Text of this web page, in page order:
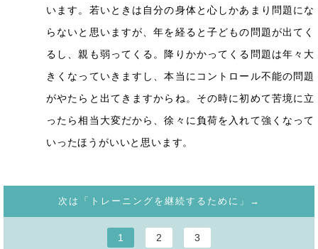
います。若いときは自分の身体と心しかあまり問題にな
らないと思いますが、年を経ると子どもの問題が出てく
るし、親も弱ってくる。降りかかってくる問題は年々大
きくなっていきますし、本当にコントロール不能の問題
がやたらと出てきますからね。その時に初めて苦境に立
ったら相当大変だから、徐々に負荷を入れて強くなって
いったほうがいいと思います。
次は「トレーニングを継続するために」→
1 2 3